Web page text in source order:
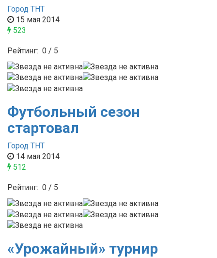
Город ТНТ
15 мая 2014
523
Рейтинг: 0 / 5
Футбольный сезон
стартовал
Город ТНТ
14 мая 2014
512
Рейтинг: 0 / 5
«Урожайный» турнир